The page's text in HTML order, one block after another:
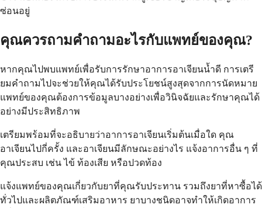
ซ่อนอยู่
คุณควรถามคำถามอะไรกับแพทย์ของคุณ?
หากคุณไปพบแพทย์เพื่อรับการรักษาอาการอาเจียนน้ำดี การเตรี
ยมคำถามไปจะช่วยให้คุณได้รับประโยชน์สูงสุดจากการนัดหมาย
แพทย์ของคุณต้องการข้อมูลบางอย่างเพื่อวินิจฉัยและรักษาคุณได้
อย่างมีประสิทธิภาพ
เตรียมพร้อมที่จะอธิบายว่าอาการอาเจียนเริ่มต้นเมื่อใด คุณ
อาเจียนไปกี่ครั้ง และอาเจียนมีลักษณะอย่างไร แจ้งอาการอื่น ๆ ที่
คุณประสบ เช่น ไข้ ท้องเสีย หรือปวดท้อง
แจ้งแพทย์ของคุณเกี่ยวกับยาที่คุณรับประทาน รวมถึงยาที่หาซื้อได้
ทั่วไปและผลิตภัณฑ์เสริมอาหาร ยาบางชนิดอาจทำให้เกิดอาการ